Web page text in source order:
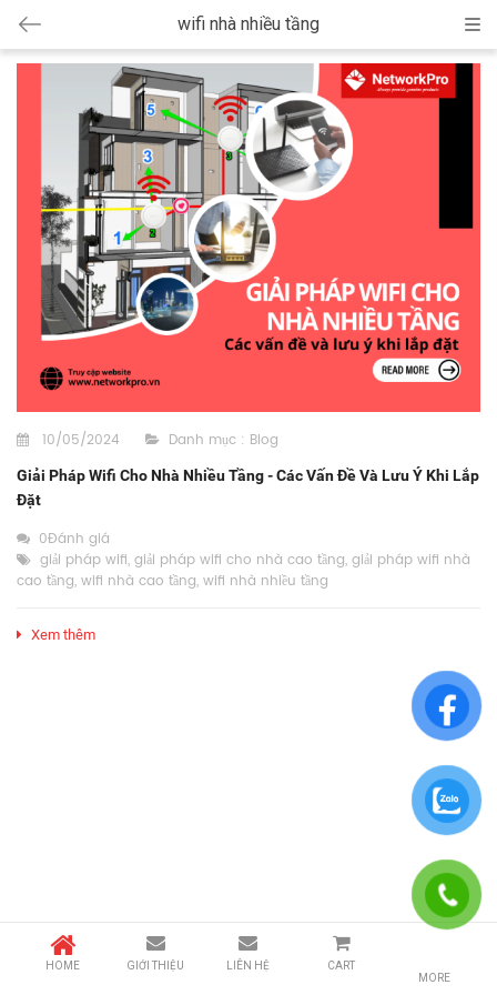
wifi nhà nhiều tầng
10/05/2024 Danh mục : Blog
Giải Pháp Wifi Cho Nhà Nhiều Tầng - Các Vấn Đề Và Lưu Ý Khi Lắp
Đặt
0Đánh giá
giải pháp wifi, giải pháp wifi cho nhà cao tầng, giải pháp wifi nhà
cao tầng, wifi nhà cao tầng, wifi nhà nhiều tầng
Xem thêm
HOME GIỚI THIỆU LIÊN HỆ
CART
MORE